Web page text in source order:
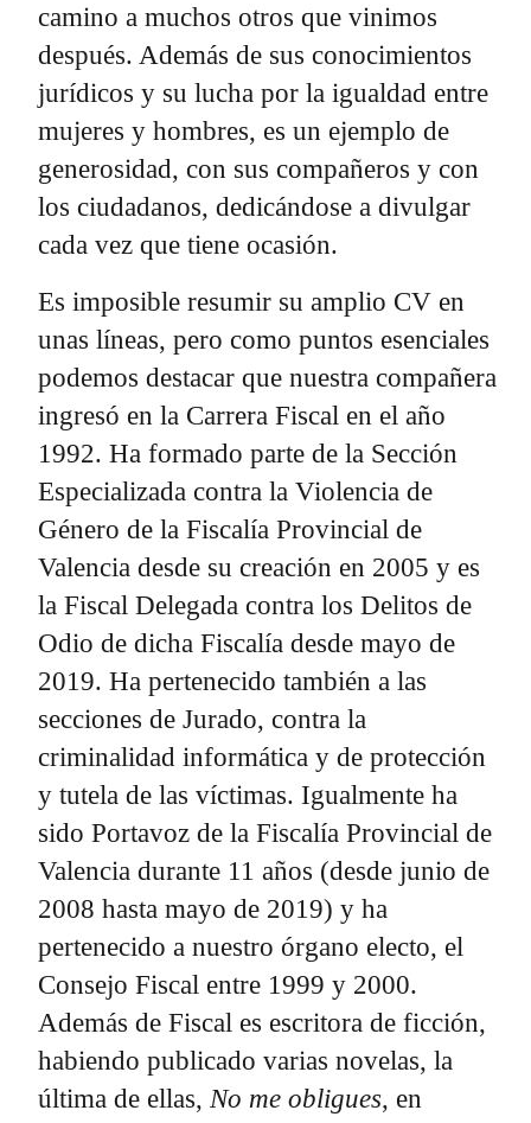
camino a muchos otros que vinimos
después. Además de sus conocimientos
jurídicos y su lucha por la igualdad entre
mujeres y hombres, es un ejemplo de
generosidad, con sus compañeros y con
los ciudadanos, dedicándose a divulgar
cada vez que tiene ocasión.
Es imposible resumir su amplio CV en
unas líneas, pero como puntos esenciales
podemos destacar que nuestra compañera
ingresó en la Carrera Fiscal en el año
1992. Ha formado parte de la Sección
Especializada contra la Violencia de
Género de la Fiscalía Provincial de
Valencia desde su creación en 2005 y es
la Fiscal Delegada contra los Delitos de
Odio de dicha Fiscalía desde mayo de
2019. Ha pertenecido también a las
secciones de Jurado, contra la
criminalidad informática y de protección
y tutela de las víctimas. Igualmente ha
sido Portavoz de la Fiscalía Provincial de
Valencia durante 11 años (desde junio de
2008 hasta mayo de 2019) y ha
pertenecido a nuestro órgano electo, el
Consejo Fiscal entre 1999 y 2000.
Además de Fiscal es escritora de ficción,
habiendo publicado varias novelas, la
última de ellas, No me obligues, en